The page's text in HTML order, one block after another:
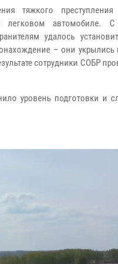
тяжкого преступления
легковом автомобиле.
удалось
– они
сотрудники СОБР
уровень подготовки и